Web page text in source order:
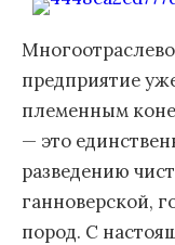
предприятие
племенным
— это
разведению
ганноверской,
пород. С